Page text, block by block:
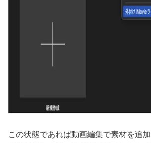
この状態であれば動画編集で素材を追